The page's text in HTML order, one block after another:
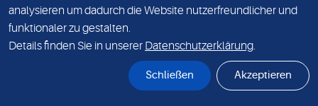
analysieren um dadurch die Website nutzerfreundlicher und
funktionaler zu gestalten.
Details finden Sie in unserer Datenschutzerklärung.
Schließen Akzeptieren